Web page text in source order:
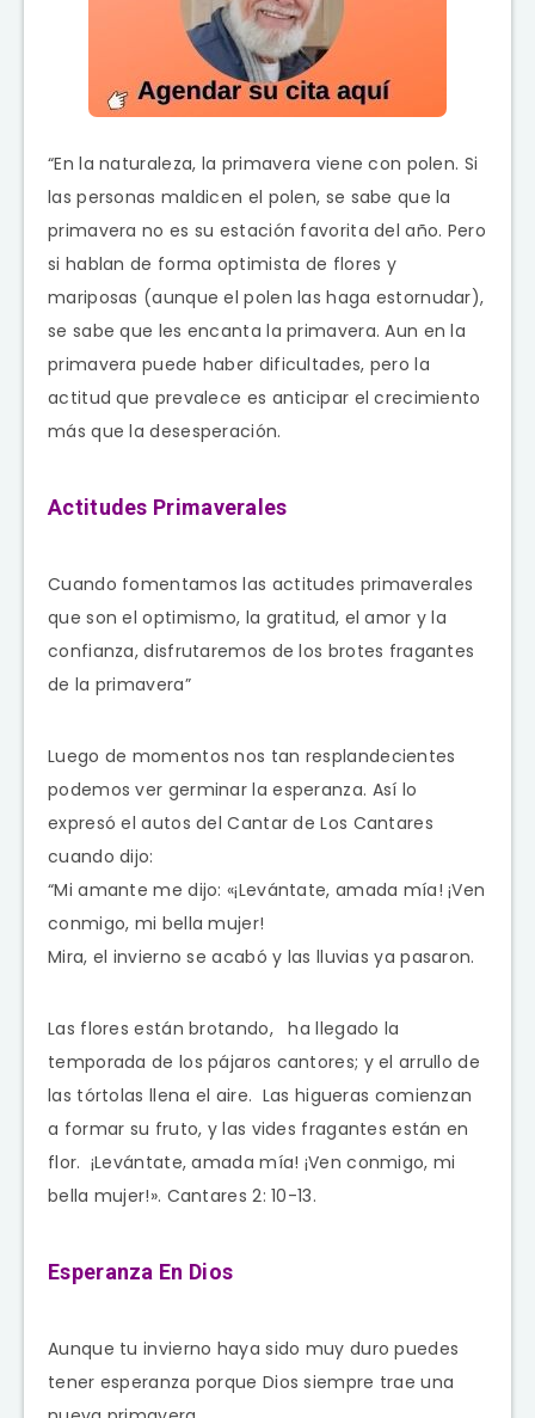
“En la naturaleza, la primavera viene con polen. Si
las personas maldicen el polen, se sabe que la
primavera no es su estación favorita del año. Pero
si hablan de forma optimista de flores y
mariposas (aunque el polen las haga estornudar),
se sabe que les encanta la primavera. Aun en la
primavera puede haber dificultades, pero la
actitud que prevalece es anticipar el crecimiento
más que la desesperación.
Actitudes Primaverales
Cuando fomentamos las actitudes primaverales
que son el optimismo, la gratitud, el amor y la
confianza, disfrutaremos de los brotes fragantes
de la primavera”
Luego de momentos nos tan resplandecientes
podemos ver germinar la esperanza. Así lo
expresó el autos del Cantar de Los Cantares
cuando dijo:
“Mi amante me dijo: «¡Levántate, amada mía! ¡Ven
conmigo, mi bella mujer!
Mira, el invierno se acabó y las lluvias ya pasaron.
Las flores están brotando, ha llegado la
temporada de los pájaros cantores; y el arrullo de
las tórtolas llena el aire. Las higueras comienzan
a formar su fruto, y las vides fragantes están en
flor. ¡Levántate, amada mía! ¡Ven conmigo, mi
bella mujer!». Cantares 2: 10-13.
Esperanza En Dios
Aunque tu invierno haya sido muy duro puedes
tener esperanza porque Dios siempre trae una